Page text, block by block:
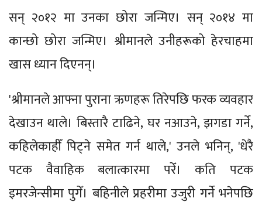
सन् २०१२ मा उनका छोरा जन्मिए। सन् २०१४ मा
कान्छो छोरा जन्मिए। श्रीमानले उनीहरूको हेरचाहमा
खास ध्यान दिएनन्।
'श्रीमानले आफ्ना पुराना ऋणहरू तिरेपछि फरक व्यवहार
देखाउन थाले। बिस्तारै टाढिने, घर नआउने, झगडा गर्ने,
कहिलेकाहीँ पिट्ने समेत गर्न थाले,' उनले भनिन्, 'धेरै
पटक वैवाहिक बलात्कारमा परेँ। कति पटक
इमरजेन्सीमा पुगेँ। बहिनीले प्रहरीमा उजुरी गर्ने भनेपछि